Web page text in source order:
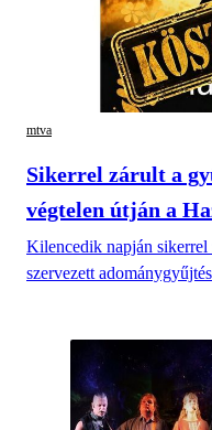
mtva
Sikerrel zárult a
végtelen útján a
Kilencedik napján sikerrel
szervezett